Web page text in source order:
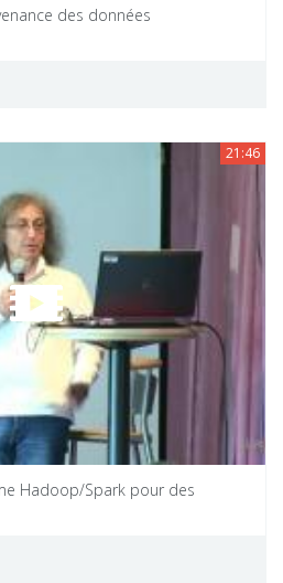
des données
21:46
Hadoop/Spark pour des